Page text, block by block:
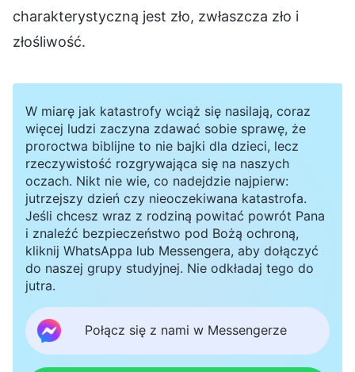
charakterystyczną jest zło, zwłaszcza zło i
złośliwość.
W miarę jak katastrofy wciąż się nasilają, coraz
więcej ludzi zaczyna zdawać sobie sprawę, że
proroctwa biblijne to nie bajki dla dzieci, lecz
rzeczywistość rozgrywająca się na naszych
oczach. Nikt nie wie, co nadejdzie najpierw:
jutrzejszy dzień czy nieoczekiwana katastrofa.
Jeśli chcesz wraz z rodziną powitać powrót Pana
i znaleźć bezpieczeństwo pod Bożą ochroną,
kliknij WhatsAppa lub Messengera, aby dołączyć
do naszej grupy studyjnej. Nie odkładaj tego do
jutra.
Połącz się z nami w Messengerze